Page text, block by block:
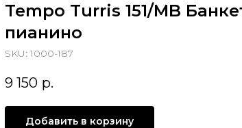
Tempo Turris 151/MB
пианино
SKU: 1000-187
9 150 р.
Добавить в корзину